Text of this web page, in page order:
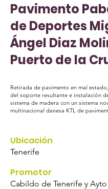
Pavimento
de Deportes
Ángel Diaz
Puerto de la
Retirada de pavimento en mal
del soporte resultante e instalación
sistema de madera con un sistema
multinacional danesa KTL de
Ubicación
Tenerife
Promotor
Cabildo de Tenerife y